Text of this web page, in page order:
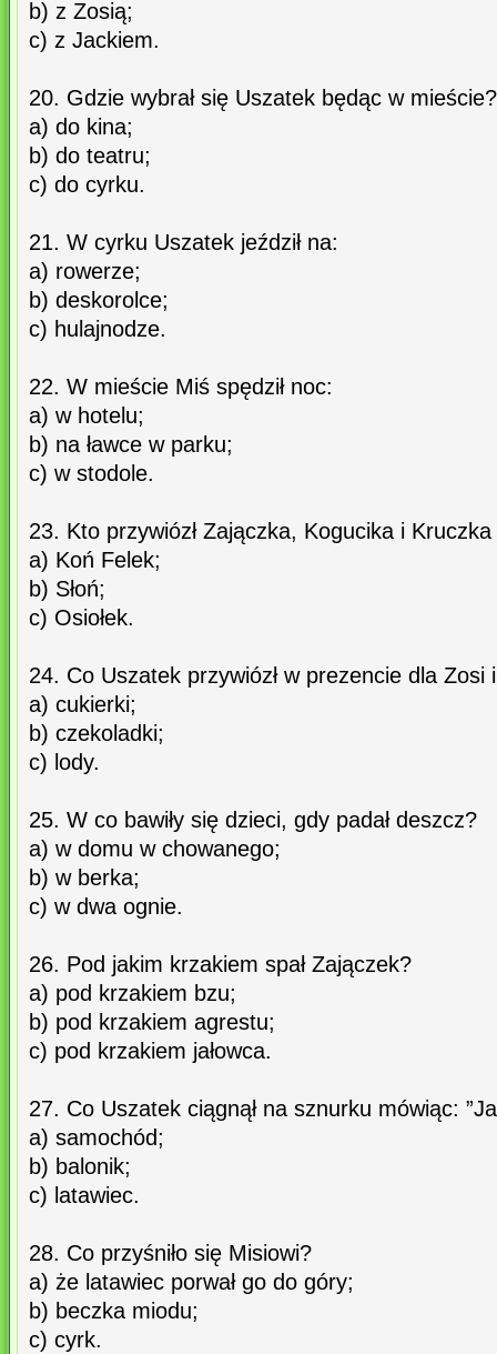
b) z Zosią;
c) z Jackiem.
20. Gdzie wybrał się Uszatek będąc w mieście?
a) do kina;
b) do teatru;
c) do cyrku.
21. W cyrku Uszatek jeździł na:
a) rowerze;
b) deskorolce;
c) hulajnodze.
22. W mieście Miś spędził noc:
a) w hotelu;
b) na ławce w parku;
c) w stodole.
23. Kto przywiózł Zajączka, Kogucika i
a) Koń Felek;
b) Słoń;
c) Osiołek.
24. Co Uszatek przywiózł w prezencie dla Zosi
a) cukierki;
b) czekoladki;
c) lody.
25. W co bawiły się dzieci, gdy padał deszcz?
a) w domu w chowanego;
b) w berka;
c) w dwa ognie.
26. Pod jakim krzakiem spał Zajączek?
a) pod krzakiem bzu;
b) pod krzakiem agrestu;
c) pod krzakiem jałowca.
27. Co Uszatek ciągnął na sznurku mówiąc:
a) samochód;
b) balonik;
c) latawiec.
28. Co przyśniło się Misiowi?
a) że latawiec porwał go do góry;
b) beczka miodu;
c) cyrk.